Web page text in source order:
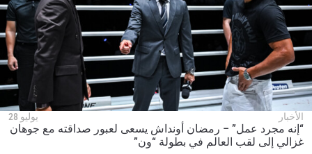
الأخبار يوليو 28
“إنه مجرد عمل” – رمضان أونداش يسعى لعبور صداقته مع جوهان
غزالي إلى لقب العالم في بطولة “ون”